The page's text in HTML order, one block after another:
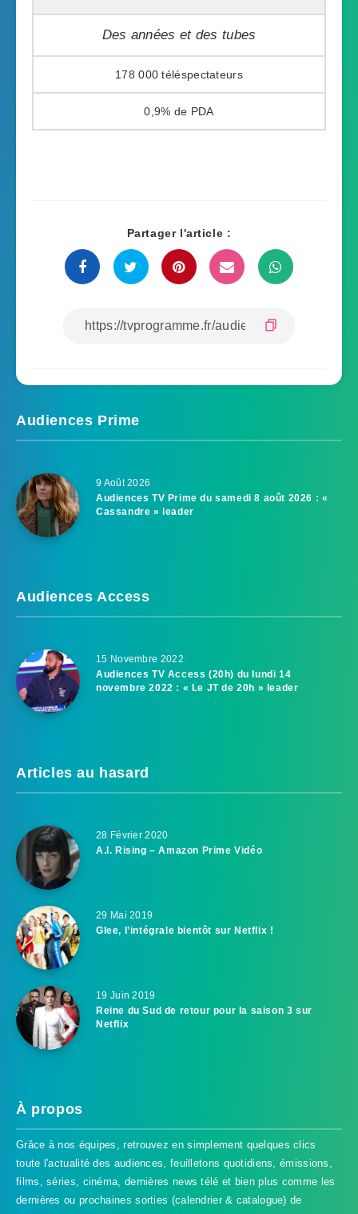
Des années et des tubes
178 000
0,9%
Partager l'article :
Audiences Prime
9 Août 2026
Audiences TV Prime du samedi 8 août 2026 : «
Cassandre » leader
Audiences Access
15 Novembre 2022
Audiences TV Access (20h) du lundi 14
novembre 2022 : « Le JT de 20h » leader
Articles au hasard
28 Février 2020
A.I. Rising – Amazon Prime Vidéo
29 Mai 2019
Glee, l’intégrale bientôt sur Netflix !
19 Juin 2019
Reine du Sud de retour pour la saison 3 sur
Netflix
À propos
Grâce à nos équipes, retrouvez en simplement quelques clics
toute l'actualité des audiences, feuilletons quotidiens, émissions,
films, séries, cinéma, dernières news télé et bien plus comme les
dernières ou prochaines sorties (calendrier & catalogue) de